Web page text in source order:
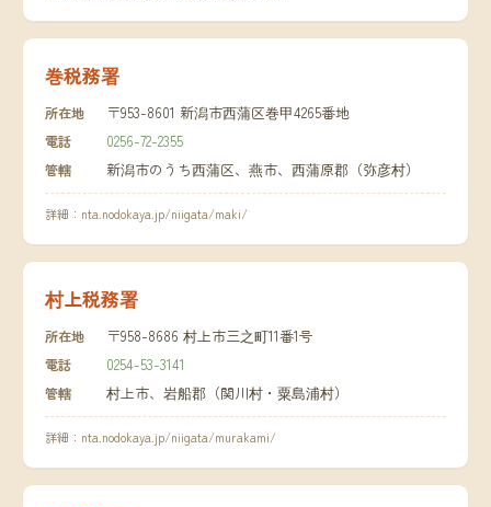
巻税務署
所在地 〒953-8601 新潟市西蒲区巻甲4265番地
電話 0256-72-2355
管轄 新潟市のうち西蒲区、燕市、西蒲原郡（弥彦村）
詳細： nta.nodokaya.jp/niigata/maki/
村上税務署
所在地 〒958-8686 村上市三之町11番1号
電話 0254-53-3141
管轄 村上市、岩船郡（関川村・粟島浦村）
詳細： nta.nodokaya.jp/niigata/murakami/